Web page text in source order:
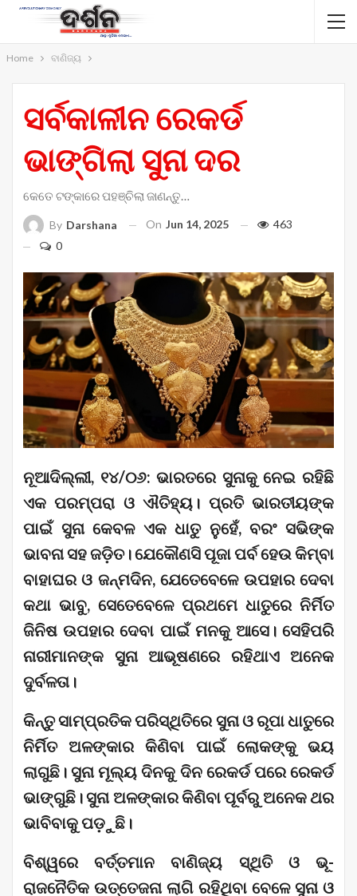
Home ବାଣିଜ୍ୟ
ସର୍ବକାଳୀନ ରେକର୍ଡ
ଭାଙ୍ଗିଲା ସୁନା ଦର
କେତେ ଟଙ୍କାରେ ପହଞ୍ଚିଲା ଜାଣନ୍ତୁ…
By Darshana On Jun 14, 2025
463
0
ନୂଆଦିଲ୍ଲୀ, ୧୪/୦୬: ଭାରତରେ ସୁନାକୁ ନେଇ ରହିଛି
ଏକ ପରମ୍ପରା ଓ ଐତିହ୍ୟ। ପ୍ରତି ଭାରତୀୟଙ୍କ
ପାଇଁ ସୁନା କେବଳ ଏକ ଧାତୁ ନୁହେଁ, ବରଂ ସଭିଙ୍କ
ଭାବନା ସହ ଜଡ଼ିତ। ଯେକୌଣସି ପୂଜା ପର୍ବ ହେଉ କିମ୍ବା
ବାହାଘର ଓ ଜନ୍ମଦିନ, ଯେତେବେଳେ ଉପହାର ଦେବା
କଥା ଭାବୁ, ସେତେବେଳେ ପ୍ରଥମେ ଧାତୁରେ ନିର୍ମିତ
ଜିନିଷ ଉପହାର ଦେବା ପାଇଁ ମନକୁ ଆସେ। ସେହିପରି
ନାରୀମାନଙ୍କ ସୁନା ଆଭୂଷଣରେ ରହିଥାଏ ଅନେକ
ଦୁର୍ବଳତା।
କିନ୍ତୁ ସାମ୍ପ୍ରତିକ ପରିସ୍ଥିତିରେ ସୁନା ଓ ରୂପା ଧାତୁରେ
ନିର୍ମିତ ଅଳଙ୍କାର କିଣିବା ପାଇଁ ଲୋକଙ୍କୁ ଭୟ
ଲାଗୁଛି। ସୁନା ମୂଲ୍ୟ ଦିନକୁ ଦିନ ରେକର୍ଡ ପରେ ରେକର୍ଡ
ଭାଙ୍ଗୁଛି। ସୁନା ଅଳଙ୍କାର କିଣିବା ପୂର୍ବରୁ ଅନେକ ଥର
ଭାବିବାକୁ ପଡ଼ୁଛି।
ବିଶ୍ୱରେ ବର୍ତ୍ତମାନ ବାଣିଜ୍ୟ ସ୍ଥିତି ଓ ଭୂ-
ରାଜନୈତିକ ଉତ୍ତେଜନା ଲାଗି ରହିଥିବା ବେଳେ ସୁନା ଓ